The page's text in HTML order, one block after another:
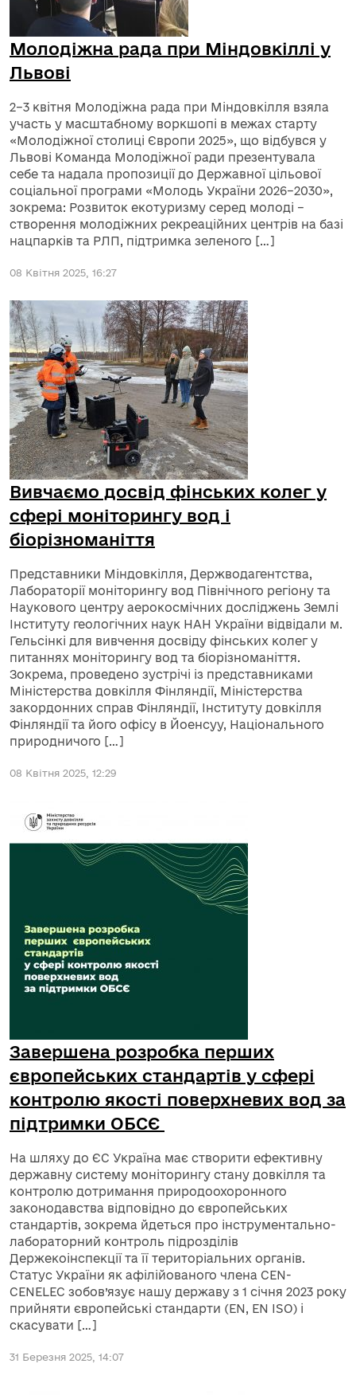
Молодіжна рада при Міндовкіллі у
Львові
2–3 квітня Молодіжна рада при Міндовкілля взяла
участь у масштабному воркшопі в межах старту
«Молодіжної столиці Європи 2025», що відбувся у
Львові Команда Молодіжної ради презентувала
себе та надала пропозиції до Державної цільової
соціальної програми «Молодь України 2026–2030»,
зокрема: Розвиток екотуризму серед молоді –
створення молодіжних рекреаційних центрів на базі
нацпарків та РЛП, підтримка зеленого […]
08 Квітня 2025, 16:27
Вивчаємо досвід фінських колег у
сфері моніторингу вод і
біорізноманіття
Представники Міндовкілля, Держводагентства,
Лабораторії моніторингу вод Північного регіону та
Наукового центру аерокосмічних досліджень Землі
Інституту геологічних наук НАН України відвідали м.
Гельсінкі для вивчення досвіду фінських колег у
питаннях моніторингу вод та біорізноманіття.
Зокрема, проведено зустрічі із представниками
Міністерства довкілля Фінляндії, Міністерства
закордонних справ Фінляндії, Інституту довкілля
Фінляндії та його офісу в Йоенсуу, Національного
природничого […]
08 Квітня 2025, 12:29
Завершена розробка перших
європейських стандартів у сфері
контролю якості поверхневих вод за
підтримки ОБСЄ
На шляху до ЄС Україна має створити ефективну
державну систему моніторингу стану довкілля та
контролю дотримання природоохоронного
законодавства відповідно до європейських
стандартів, зокрема йдеться про інструментально-
лабораторний контроль підрозділів
Держекоінспекції та її територіальних органів.
Статус України як афілійованого члена CEN-
CENELEC зобов’язує нашу державу з 1 січня 2023 року
прийняти європейські стандарти (EN, EN ISO) і
скасувати […]
31 Березня 2025, 14:07